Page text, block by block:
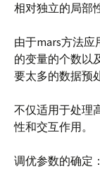
相对独立的局部
由于mars方法应
的变量的个数以
要太多的数据预
不仅适用于处理
性和交互作用。
调优参数的确定：